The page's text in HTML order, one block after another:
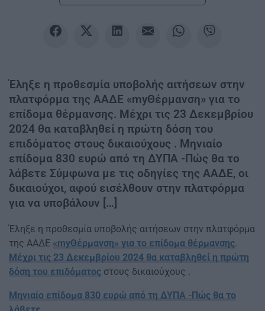
Έληξε η προθεσμία υποβολής αιτήσεων στην
πλατφόρμα της ΑΑΔΕ «myΘέρμανση» για το
επίδομα θέρμανσης. Μέχρι τις 23 Δεκεμβρίου
2024 θα καταβληθεί η πρώτη δόση του
επιδόματος στους δικαιούχους . Μηνιαίο
επίδομα 830 ευρώ από τη ΔΥΠΑ -Πώς θα το
λάβετε Σύμφωνα με τις οδηγίες της ΑΑΔΕ, οι
δικαιούχοι, αφού εισέλθουν στην πλατφόρμα
για να υποβάλουν […]
Έληξε η προθεσμία υποβολής αιτήσεων στην πλατφόρμα
της ΑΑΔΕ «myΘέρμανση» για το επίδομα θέρμανσης.
Μέχρι τις 23 Δεκεμβρίου 2024 θα καταβληθεί η πρώτη
δόση του επιδόματος στους δικαιούχους .
Μηνιαίο επίδομα 830 ευρώ από τη ΔΥΠΑ -Πώς θα το